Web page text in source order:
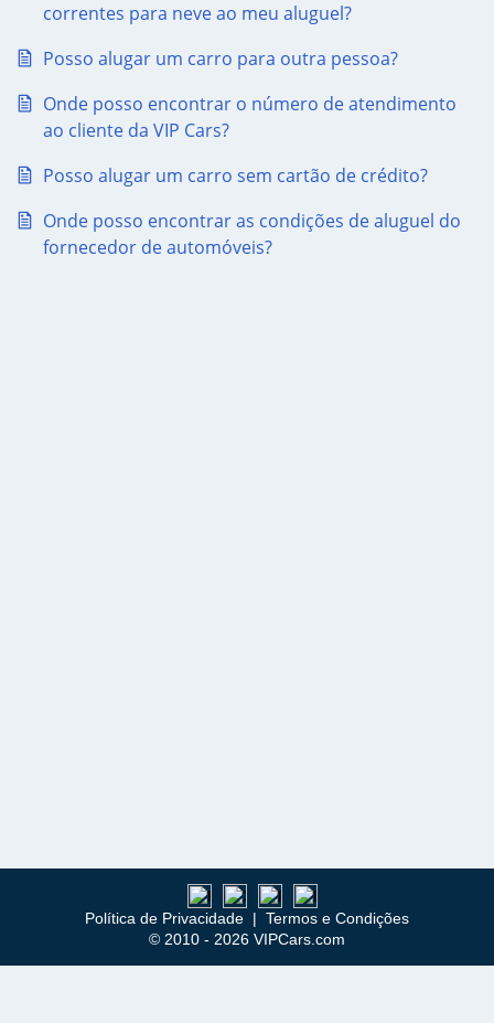
correntes para neve ao meu aluguel?
Posso alugar um carro para outra pessoa?
Onde posso encontrar o número de atendimento
ao cliente da VIP Cars?
Posso alugar um carro sem cartão de crédito?
Onde posso encontrar as condições de aluguel do
fornecedor de automóveis?
Política de Privacidade | Termos e Condições
© 2010 - 2026 VIPCars.com